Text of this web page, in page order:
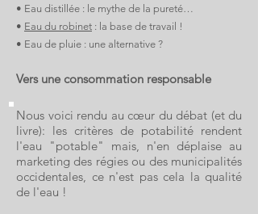
• Eau distillée : le mythe de la pureté…
• Eau du robinet : la base de travail !
• Eau de pluie : une alternative ?
Vers une consommation responsable
Nous voici rendu au cœur du débat (et du
livre): les critères de potabilité rendent
l'eau "potable" mais, n'en déplaise au
marketing des régies ou des municipalités
occidentales, ce n'est pas cela la qualité
de l'eau !